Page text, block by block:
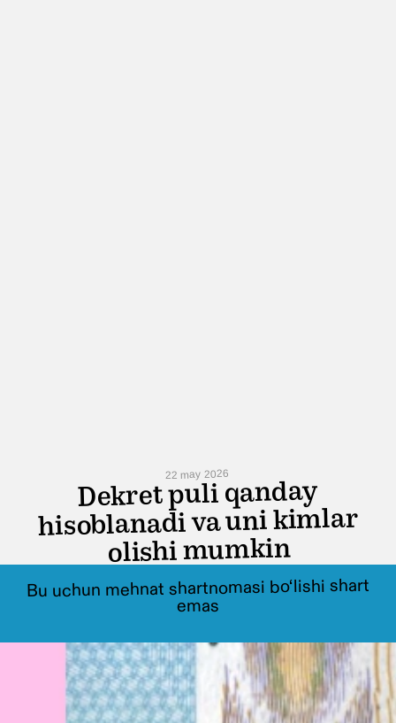
Bu uchun mehnat shartnomasi bo‘lishi shart
emas
22 may 2026
Dekret puli qanday
hisoblanadi va uni kimlar
olishi mumkin